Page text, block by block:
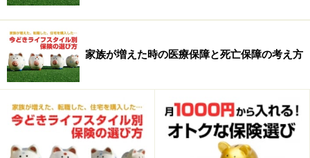
家族が増えた時の医療保障と死亡保障の考え方